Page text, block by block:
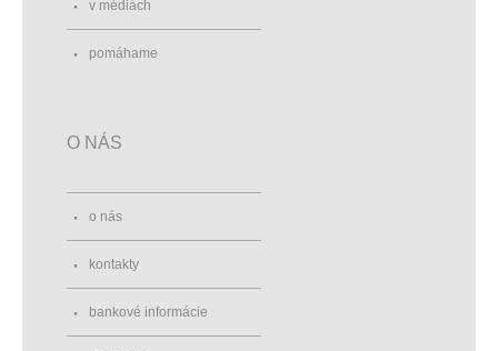
v médiách
pomáhame
O NÁS
o nás
kontakty
bankové informácie